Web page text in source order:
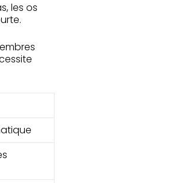
les os